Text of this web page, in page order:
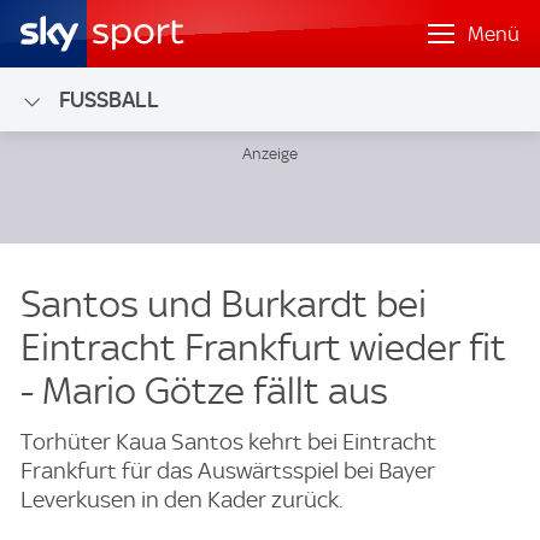
Menü
FUSSBALL
Santos und Burkardt bei
Eintracht Frankfurt wieder fit
- Mario Götze fällt aus
Torhüter Kaua Santos kehrt bei Eintracht
Frankfurt für das Auswärtsspiel bei Bayer
Leverkusen in den Kader zurück.